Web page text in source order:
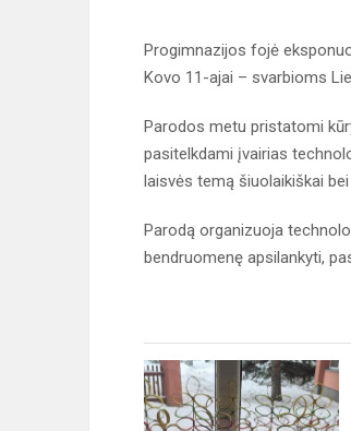
Progimnazijos fojė
Kovo 11-ajai – svarbioms
Parodos metu pristatomi
pasitelkdami įvairias
laisvės temą šiuolaikiškai bei
Parodą organizuoja
bendruomenę apsilankyti,